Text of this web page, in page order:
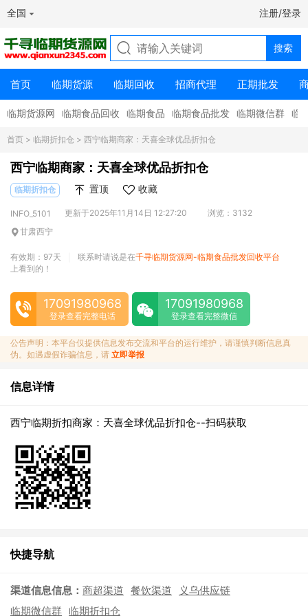
全国 注册/登录
首页 临期货源 临期回收 招商代理 正期批发
临期货源网 临期食品回收 临期食品 临期食品批发 临期微信群 临
首页 > 临期折扣仓 > 西宁临期商家：天喜全球优品折扣仓
西宁临期商家：天喜全球优品折扣仓
临期折扣仓 置顶 收藏
INFO_5101 更新于2025年11月14日 12:27:20
浏览：3132
甘肃西宁
有效期：97天 联系时请说是在千寻临期货源网-临期食品批发回收平台
上看到的！
17091980968
登录查看完整电话
17091980968
登录查看完整微信
公告声明：本平台仅提供信息发布交流和平台的运行维护，请谨慎判断信息真
伪。如遇虚假诈骗信息，请 立即举报
信息详情
西宁临期折扣商家：天喜全球优品折扣仓--扫码获取
快捷导航
渠道信息信息： 商超渠道 餐饮渠道
义乌供应链
临期微信群 临期折扣仓